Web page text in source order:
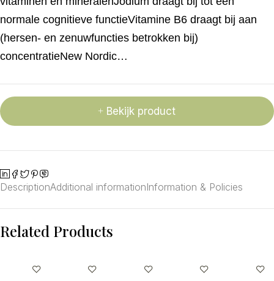
normale cognitieve functieVitamine B6 draagt bij aan
(hersen- en zenuwfuncties betrokken bij)
concentratieNew Nordic…
Bekijk product
DescriptionAdditional informationInformation & Policies
Related Products